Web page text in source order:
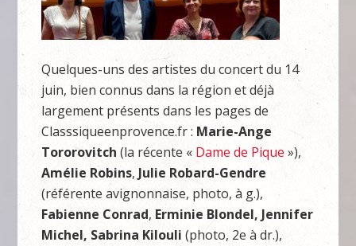
Quelques-uns des artistes du concert du 14
juin, bien connus dans la région et déjà
largement présents dans les pages de
Classsiqueenprovence.fr : Marie-Ange
Tororovitch (la récente « Dame de Pique »),
Amélie Robins, Julie Robard-Gendre
(référente avignonnaise, photo, à g.),
Fabienne Conrad, Erminie Blondel, Jennifer
Michel, Sabrina Kilouli(photo, 2e à dr.),